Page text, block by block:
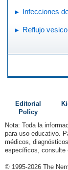
Infecciones
Reflujo
Editorial
Policy
Nota: Toda la
para uso educativo.
médicos,
específicos, consulte
© 1995-2026 The